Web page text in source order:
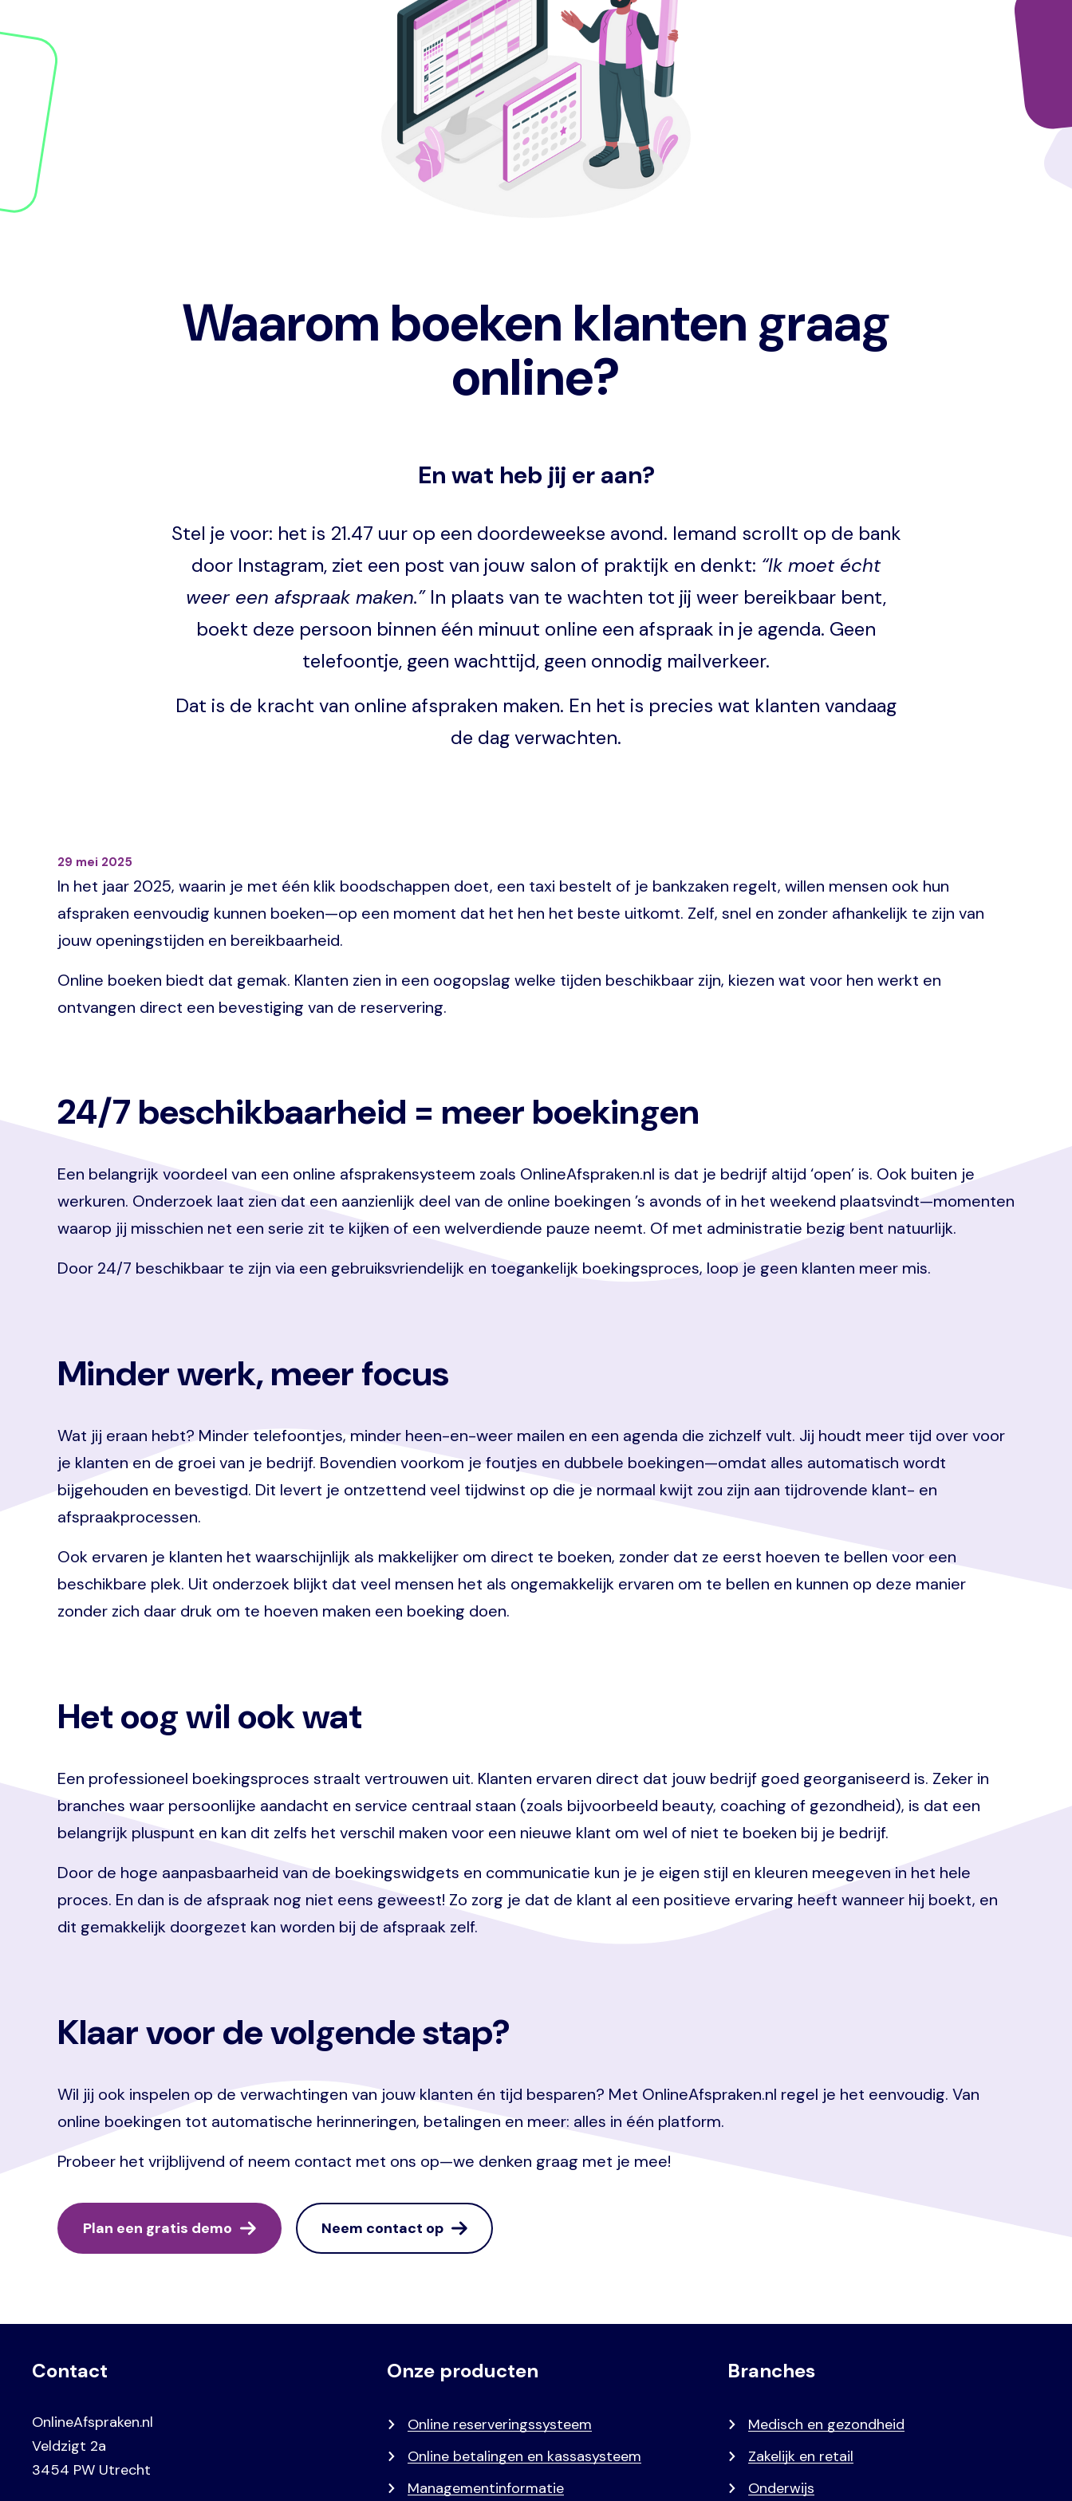
Waarom boeken klanten graag
online?
En wat heb jij er aan?
Stel je voor: het is 21.47 uur op een doordeweekse avond. Iemand scrollt op de bank
door Instagram, ziet een post van jouw salon of praktijk en denkt: “Ik moet écht
weer een afspraak maken.”In plaats van te wachten tot jij weer bereikbaar bent,
boekt deze persoon binnen één minuut online een afspraak in je agenda. Geen
telefoontje, geen wachttijd, geen onnodig mailverkeer.
Dat is de kracht van online afspraken maken. En het is precies wat klanten vandaag
de dag verwachten.
29 mei 2025
In het jaar 2025, waarin je met één klik boodschappen doet, een taxi bestelt of je bankzaken regelt, willen mensen ook hun
afspraken eenvoudig kunnen boeken—op een moment dat het hen het beste uitkomt. Zelf, snel en zonder afhankelijk te zijn van
jouw openingstijden en bereikbaarheid.
Online boeken biedt dat gemak. Klanten zien in een oogopslag welke tijden beschikbaar zijn, kiezen wat voor hen werkt en
ontvangen direct een bevestiging van de reservering.
24/7 beschikbaarheid = meer boekingen
Een belangrijk voordeel van een online afsprakensysteem zoals OnlineAfspraken.nl is dat je bedrijf altijd ‘open’ is. Ook buiten je
werkuren. Onderzoek laat zien dat een aanzienlijk deel van de online boekingen ’s avonds of in het weekend plaatsvindt—momenten
waarop jij misschien net een serie zit te kijken of een welverdiende pauze neemt. Of met administratie bezig bent natuurlijk.
Door 24/7 beschikbaar te zijn via een gebruiksvriendelijk en toegankelijk boekingsproces, loop je geen klanten meer mis.
Minder werk, meer focus
Wat jij eraan hebt? Minder telefoontjes, minder heen-en-weer mailen en een agenda die zichzelf vult. Jij houdt meer tijd over voor
je klanten en de groei van je bedrijf. Bovendien voorkom je foutjes en dubbele boekingen—omdat alles automatisch wordt
bijgehouden en bevestigd. Dit levert je ontzettend veel tijdwinst op die je normaal kwijt zou zijn aan tijdrovende klant- en
afspraakprocessen.
Ook ervaren je klanten het waarschijnlijk als makkelijker om direct te boeken, zonder dat ze eerst hoeven te bellen voor een
beschikbare plek. Uit onderzoek blijkt dat veel mensen het als ongemakkelijk ervaren om te bellen en kunnen op deze manier
zonder zich daar druk om te hoeven maken een boeking doen.
Het oog wil ook wat
Een professioneel boekingsproces straalt vertrouwen uit. Klanten ervaren direct dat jouw bedrijf goed georganiseerd is. Zeker in
branches waar persoonlijke aandacht en service centraal staan (zoals bijvoorbeeld beauty, coaching of gezondheid), is dat een
belangrijk pluspunt en kan dit zelfs het verschil maken voor een nieuwe klant om wel of niet te boeken bij je bedrijf.
Door de hoge aanpasbaarheid van de boekingswidgets en communicatie kun je je eigen stijl en kleuren meegeven in het hele
proces. En dan is de afspraak nog niet eens geweest! Zo zorg je dat de klant al een positieve ervaring heeft wanneer hij boekt, en
dit gemakkelijk doorgezet kan worden bij de afspraak zelf.
Klaar voor de volgende stap?
Wil jij ook inspelen op de verwachtingen van jouw klanten én tijd besparen? Met OnlineAfspraken.nl regel je het eenvoudig. Van
online boekingen tot automatische herinneringen, betalingen en meer: alles in één platform.
Probeer het vrijblijvend of neem contact met ons op—we denken graag met je mee!
Plan een gratis demo Neem contact op
Contact
OnlineAfspraken.nl
Veldzigt 2a
3454 PW Utrecht
Voet
Primair
Onze producten
Online reserveringssysteem
Online betalingen en kassasysteem
Managementinformatie
Branches
Medisch en gezondheid
Zakelijk en retail
Onderwijs